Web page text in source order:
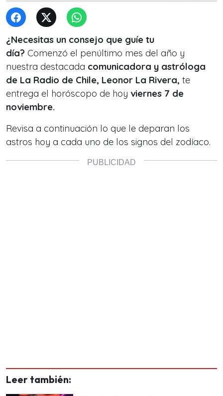
¿Necesitas un consejo que guíe tu
día? Comenzó el penúltimo mes del año y
nuestra destacada comunicadora y astróloga
de La Radio de Chile, Leonor La Rivera, te
entrega el horóscopo de hoy viernes 7 de
noviembre.
Revisa a continuación lo que le deparan los
astros hoy a cada uno de los signos del zodíaco.
Leer también: